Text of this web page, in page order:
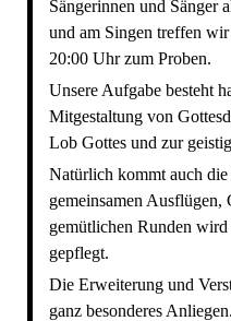
Sängerinnen und Sänger
und am Singen treffen
20:00 Uhr zum Proben.
Unsere Aufgabe besteht
Mitgestaltung von
Lob Gottes und zur
Natürlich kommt auch
gemeinsamen Ausflügen,
gemütlichen Runden
gepflegt.
Die Erweiterung und
ganz besonderes